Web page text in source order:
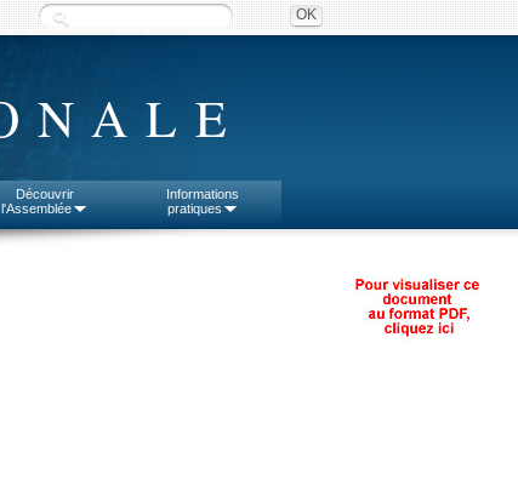
Découvrir
l'Assemblée
Informations
pratiques